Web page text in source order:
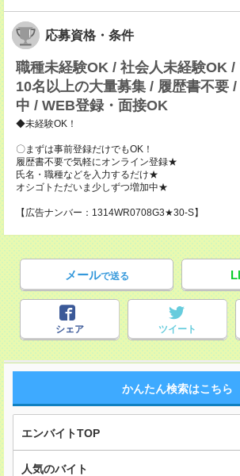
応募資格・条件
職種未経験OK / 社会人未経験OK /
10名以上の大量募集 / 履歴書不要
中 / WEB登録・面接OK
◆未経験OK！
〇まずは事前登録だけでもOK！
履歴書不要で気軽にオンライン登録★
氏名・職種などを入力するだけ★
オシゴトただいま少しずつ増加中★
【広告ナンバー：1314WR0708G3★30-S】
メールで送る
シェア ツイート
かんたん検索はこちら
エンバイトTOP
人気のバイト